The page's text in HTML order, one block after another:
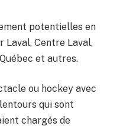
potentielles en
Laval, Centre Laval,
et autres.
ou hockey avec
qui sont
chargés de